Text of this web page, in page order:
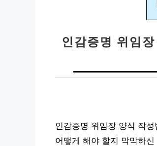
인감증명 위임
인감증명 위임장 양식 작
어떻게 해야 할지 막막하